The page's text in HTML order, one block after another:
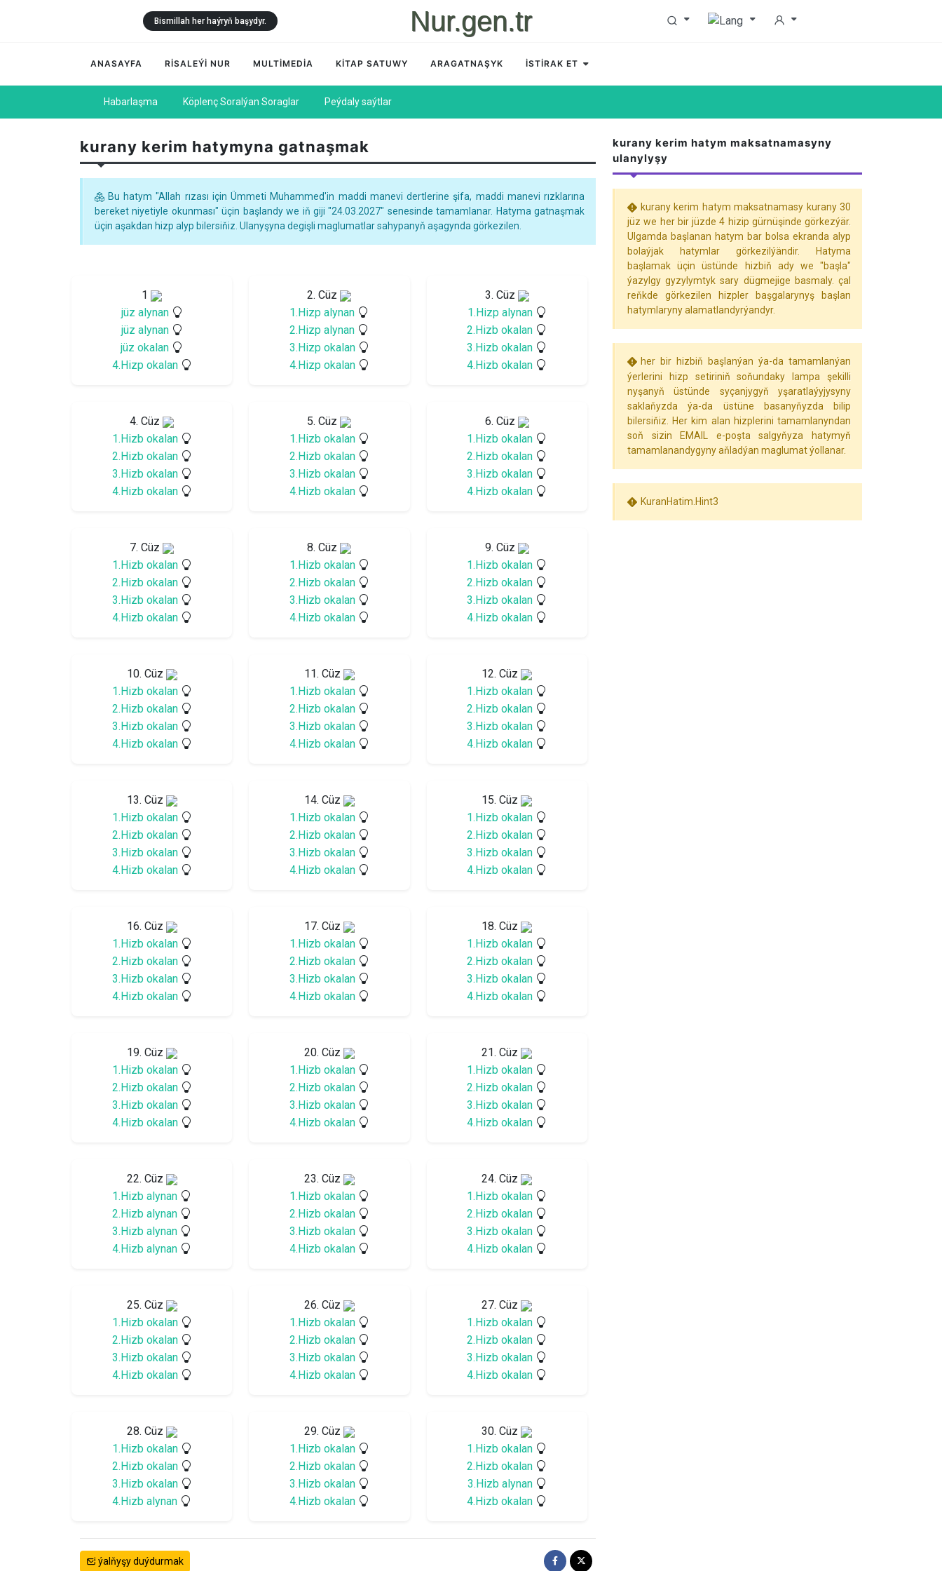
Nur.gen.tr
Bismillah her haýryň başydyr.
ANASAYFA RİSALEÝİ NUR MULTİMEDİA KİTAP SATUWY ARAGATNAŞYK İSTİRAK ET
Habarlaşma Köplenç Soralýan Soraglar Peýdaly saýtlar
kurany kerim hatymyna gatnaşmak
Bu hatym "Allah rızası için Ümmeti Muhammed'in maddi manevi dertlerine şifa, maddi manevi rızklarına
bereket niyetiyle okunması" üçin başlandy we iň giji "24.03.2027" senesinde tamamlanar. Hatyma gatnaşmak
üçin aşakdan hizp alyp bilersiňiz. Ulanyşyna degişli maglumatlar sahypanyň aşagynda görkezilen.
1
jüz alynan
jüz alynan
jüz okalan
4.Hizp okalan
2. Cüz
1.Hizp alynan
2.Hizp alynan
3.Hizp okalan
4.Hizp okalan
3. Cüz
1.Hizp alynan
2.Hizb okalan
3.Hizb okalan
4.Hizb okalan
4. Cüz
1.Hizb okalan
2.Hizb okalan
3.Hizb okalan
4.Hizb okalan
5. Cüz
1.Hizb okalan
2.Hizb okalan
3.Hizb okalan
4.Hizb okalan
6. Cüz
1.Hizb okalan
2.Hizb okalan
3.Hizb okalan
4.Hizb okalan
7. Cüz
1.Hizb okalan
2.Hizb okalan
3.Hizb okalan
4.Hizb okalan
8. Cüz
1.Hizb okalan
2.Hizb okalan
3.Hizb okalan
4.Hizb okalan
9. Cüz
1.Hizb okalan
2.Hizb okalan
3.Hizb okalan
4.Hizb okalan
10. Cüz
1.Hizb okalan
2.Hizb okalan
3.Hizb okalan
4.Hizb okalan
11. Cüz
1.Hizb okalan
2.Hizb okalan
3.Hizb okalan
4.Hizb okalan
12. Cüz
1.Hizb okalan
2.Hizb okalan
3.Hizb okalan
4.Hizb okalan
13. Cüz
1.Hizb okalan
2.Hizb okalan
3.Hizb okalan
4.Hizb okalan
14. Cüz
1.Hizb okalan
2.Hizb okalan
3.Hizb okalan
4.Hizb okalan
15. Cüz
1.Hizb okalan
2.Hizb okalan
3.Hizb okalan
4.Hizb okalan
16. Cüz
1.Hizb okalan
2.Hizb okalan
3.Hizb okalan
4.Hizb okalan
17. Cüz
1.Hizb okalan
2.Hizb okalan
3.Hizb okalan
4.Hizb okalan
18. Cüz
1.Hizb okalan
2.Hizb okalan
3.Hizb okalan
4.Hizb okalan
19. Cüz
1.Hizb okalan
2.Hizb okalan
3.Hizb okalan
4.Hizb okalan
20. Cüz
1.Hizb okalan
2.Hizb okalan
3.Hizb okalan
4.Hizb okalan
21. Cüz
1.Hizb okalan
2.Hizb okalan
3.Hizb okalan
4.Hizb okalan
22. Cüz
1.Hizb alynan
2.Hizb alynan
3.Hizb alynan
4.Hizb alynan
23. Cüz
1.Hizb okalan
2.Hizb okalan
3.Hizb okalan
4.Hizb okalan
24. Cüz
1.Hizb okalan
2.Hizb okalan
3.Hizb okalan
4.Hizb okalan
25. Cüz
1.Hizb okalan
2.Hizb okalan
3.Hizb okalan
4.Hizb okalan
26. Cüz
1.Hizb okalan
2.Hizb okalan
3.Hizb okalan
4.Hizb okalan
27. Cüz
1.Hizb okalan
2.Hizb okalan
3.Hizb okalan
4.Hizb okalan
28. Cüz
1.Hizb okalan
2.Hizb okalan
3.Hizb okalan
4.Hizb alynan
29. Cüz
1.Hizb okalan
2.Hizb okalan
3.Hizb okalan
4.Hizb okalan
30. Cüz
1.Hizb okalan
2.Hizb okalan
3.Hizb alynan
4.Hizb okalan
ýalňyşy duýdurmak
kurany kerim hatym maksatnamasyny
ulanylyşy
kurany kerim hatym maksatnamasy kurany 30
jüz we her bir jüzde 4 hizip gürnüşinde görkezýär.
Ulgamda başlanan hatym bar bolsa ekranda alyp
bolaýjak hatymlar görkezilýändir. Hatyma
başlamak üçin üstünde hizbiň ady we "başla"
ýazylgy gyzylymtyk sary dügmejige basmaly. çal
reňkde görkezilen hizpler başgalarynyş başlan
hatymlaryny alamatlandyrýandyr.
her bir hizbiň başlanýan ýa-da tamamlanýan
ýerlerini hizp setiriniň soňundaky lampa şekilli
nyşanyň üstünde syçanjygyň yşaratlaýyjysyny
saklaňyzda ýa-da üstüne basanyňyzda bilip
bilersiňiz. Her kim alan hizplerini tamamlanyndan
soň sizin EMAIL e-poşta salgyňyza hatymyň
tamamlanandygyny aňladýan maglumat ýollanar.
KuranHatim.Hint3